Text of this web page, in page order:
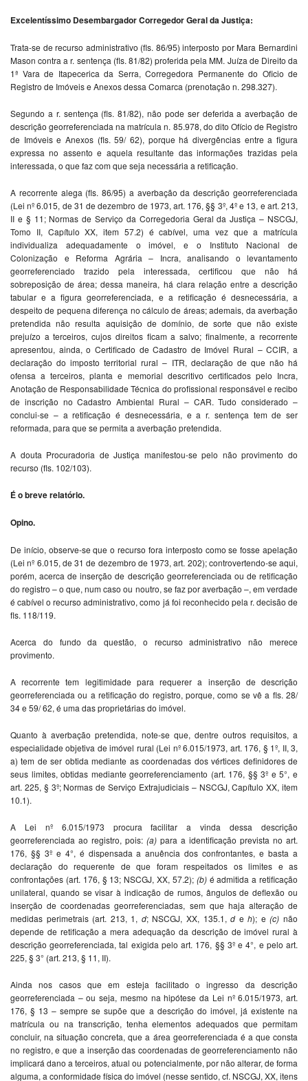
Excelentíssimo Desembargador Corregedor Geral da Justiça:
Trata-se de recurso administrativo (fls. 86/95) interposto por Mara Bernardini
Mason contra a r. sentença (fls. 81/82) proferida pela MM. Juíza de Direito da
1ª Vara de Itapecerica da Serra, Corregedora Permanente do Oficio de
Registro de Imóveis e Anexos dessa Comarca (prenotação n. 298.327).
Segundo a r. sentença (fls. 81/82), não pode ser deferida a averbação de
descrição georreferenciada na matrícula n. 85.978, do dito Ofício de Registro
de Imóveis e Anexos (fls. 59/ 62), porque há divergências entre a figura
expressa no assento e aquela resultante das informações trazidas pela
interessada, o que faz com que seja necessária a retificação.
A recorrente alega (fls. 86/95) a averbação da descrição georreferenciada
(Lei nº 6.015, de 31 de dezembro de 1973, art. 176, §§ 3º, 4º e 13, e art. 213,
II e § 11; Normas de Serviço da Corregedoria Geral da Justiça – NSCGJ,
Tomo II, Capítulo XX, item 57.2) é cabível, uma vez que a matrícula
individualiza adequadamente o imóvel, e o Instituto Nacional de
Colonização e Reforma Agrária – Incra, analisando o levantamento
georreferenciado trazido pela interessada, certificou que não há
sobreposição de área; dessa maneira, há clara relação entre a descrição
tabular e a figura georreferenciada, e a retificação é desnecessária, a
despeito de pequena diferença no cálculo de áreas; ademais, da averbação
pretendida não resulta aquisição de domínio, de sorte que não existe
prejuízo a terceiros, cujos direitos ficam a salvo; finalmente, a recorrente
apresentou, ainda, o Certificado de Cadastro de Imóvel Rural – CCIR, a
declaração do imposto territorial rural – ITR, declaração de que não há
ofensa a terceiros, planta e memorial descritivo certificados pelo Incra,
Anotação de Responsabilidade Técnica do profissional responsável e recibo
de inscrição no Cadastro Ambiental Rural – CAR. Tudo considerado –
conclui-se – a retificação é desnecessária, e a r. sentença tem de ser
reformada, para que se permita a averbação pretendida.
A douta Procuradoria de Justiça manifestou-se pelo não provimento do
recurso (fls. 102/103).
É o breve relatório.
Opino.
De início, observe-se que o recurso fora interposto como se fosse apelação
(Lei nº 6.015, de 31 de dezembro de 1973, art. 202); controvertendo-se aqui,
porém, acerca de inserção de descrição georreferenciada ou de retificação
do registro – o que, num caso ou noutro, se faz por averbação –, em verdade
é cabível o recurso administrativo, como já foi reconhecido pela r. decisão de
fls. 118/119.
Acerca do fundo da questão, o recurso administrativo não merece
provimento.
A recorrente tem legitimidade para requerer a inserção de descrição
georreferenciada ou a retificação do registro, porque, como se vê a fls. 28/
34 e 59/ 62, é uma das proprietárias do imóvel.
Quanto à averbação pretendida, note-se que, dentre outros requisitos, a
especialidade objetiva de imóvel rural (Lei nº 6.015/1973, art. 176, § 1º, II, 3,
a) tem de ser obtida mediante as coordenadas dos vértices definidores de
seus limites, obtidas mediante georreferenciamento (art. 176, §§ 3º e 5°, e
art. 225, § 3º; Normas de Serviço Extrajudiciais – NSCGJ, Capítulo XX, item
10.1).
A Lei nº 6.015/1973 procura facilitar a vinda dessa descrição
georreferenciada ao registro, pois: (a) para a identificação prevista no art.
176, §§ 3º e 4°, é dispensada a anuência dos confrontantes, e basta a
declaração do requerente de que foram respeitados os limites e as
confrontações (art. 176, § 13; NSCGJ, XX, 57.2); (b)é admitida a retificação
unilateral, quando se visar à indicação de rumos, ângulos de deflexão ou
inserção de coordenadas georreferenciadas, sem que haja alteração de
medidas perimetrais (art. 213, 1, d; NSCGJ, XX, 135.1,d eh); e(c) não
depende de retificação a mera adequação da descrição de imóvel rural à
descrição georreferenciada, tal exigida pelo art. 176, §§ 3º e 4°, e pelo art.
225, § 3° (art. 213, § 11, II).
Ainda nos casos que em esteja facilitado o ingresso da descrição
georreferenciada – ou seja, mesmo na hipótese da Lei nº 6.015/1973, art.
176, § 13 – sempre se supõe que a descrição do imóvel, já existente na
matrícula ou na transcrição, tenha elementos adequados que permitam
concluir, na situação concreta, que a área georreferenciada é a que consta
no registro, e que a inserção das coordenadas de georreferenciamento não
implicará dano a terceiros, atual ou potencialmente, por não alterar, de forma
alguma, a conformidade física do imóvel (nesse sentido, cf. NSCGJ, XX, itens